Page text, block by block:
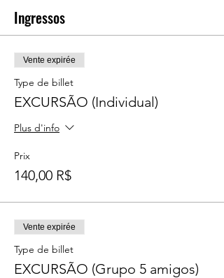
Ingressos
Vente expirée
Type de billet
EXCURSÃO (Individual)
Plus d'info
Prix
140,00 R$
Vente expirée
Type de billet
EXCURSÃO (Grupo 5 amigos)